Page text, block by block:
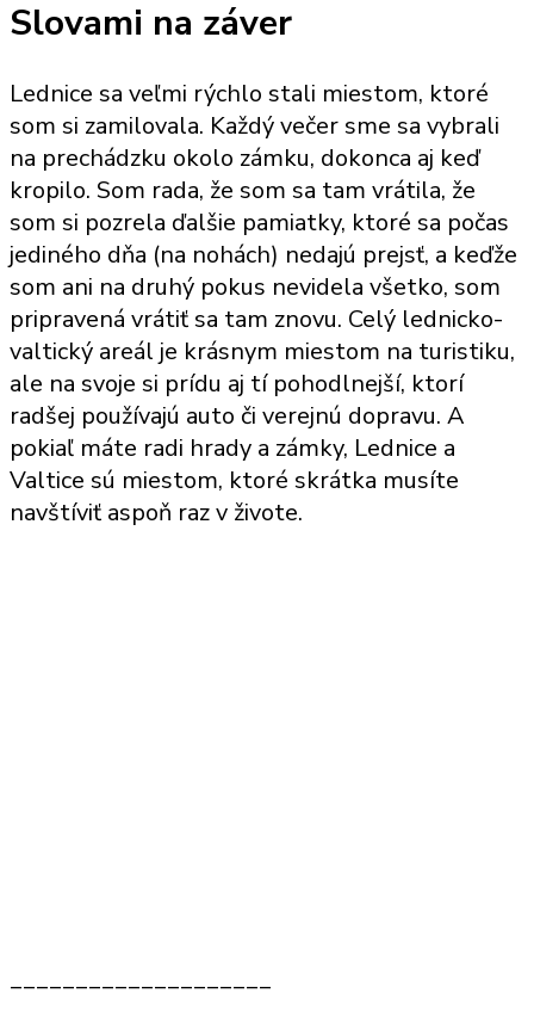
Slovami na záver
Lednice sa veľmi rýchlo stali miestom, ktoré
som si zamilovala. Každý večer sme sa vybrali
na prechádzku okolo zámku, dokonca aj keď
kropilo. Som rada, že som sa tam vrátila, že
som si pozrela ďalšie pamiatky, ktoré sa počas
jediného dňa (na nohách) nedajú prejsť, a keďže
som ani na druhý pokus nevidela všetko, som
pripravená vrátiť sa tam znovu. Celý lednicko-
valtický areál je krásnym miestom na turistiku,
ale na svoje si prídu aj tí pohodlnejší, ktorí
radšej používajú auto či verejnú dopravu. A
pokiaľ máte radi hrady a zámky, Lednice a
Valtice sú miestom, ktoré skrátka musíte
navštíviť aspoň raz v živote.
____________________